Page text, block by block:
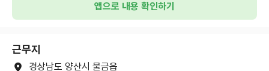
앱으로 내용 확인하기
근무지
경상남도 양산시 물금읍